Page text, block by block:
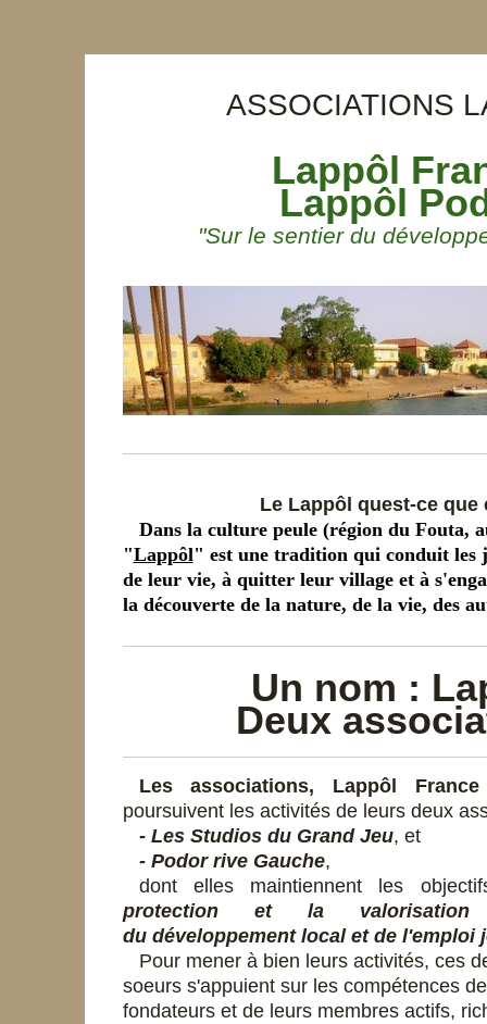
ASSOCIATIONS
Lappôl
Lappôl
"Sur le sentier du
Le Lappôl quest-ce
Dans la culture peule (région du Fouta,
"Lappôl" est une tradition qui conduit les
de leur vie, à quitter leur village et à
la découverte de la nature, de la vie, des
Un nom :
Deux
Les associations, Lappôl
poursuivent les activités de leurs deux
- Les Studios du Grand Jeu, et
- Podor rive Gauche,
dont elles maintiennent les
protection et la valorisation
du développement local et de l'emploi
Pour mener à bien leurs activités, ces
soeurs s'appuient sur les compétences
fondateurs et de leurs membres actifs,